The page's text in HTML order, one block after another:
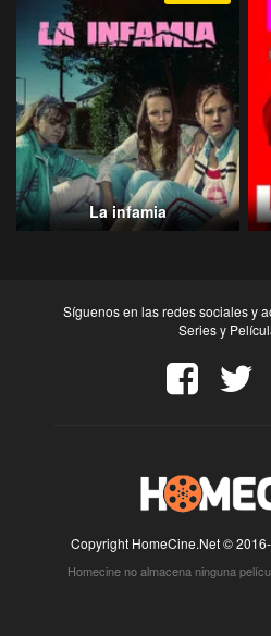
La infamia
Síguenos en las redes sociales y
Series y
Copyright HomeCine.Net ©
Homecine no almacena ninguna